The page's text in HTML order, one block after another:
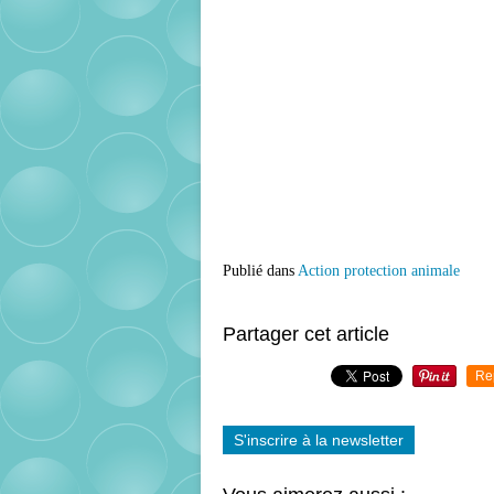
Publié dans Action protection animale
Partager cet article
S'inscrire à la newsletter